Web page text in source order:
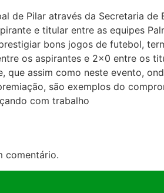
de Pilar através da Secretaria
e titular entre as equipes
bons jogos de futebol,
os aspirantes e 2×0 entre os
que assim como neste evento,
são exemplos do
com trabalho
comentário.